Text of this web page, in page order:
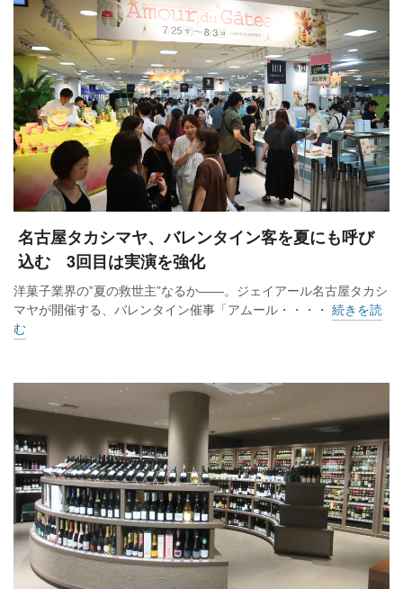
名古屋タカシマヤ、バレンタイン客を夏にも呼び
込む 3回目は実演を強化
洋菓子業界の‟夏の救世主”なるか――。ジェイアール名古屋タカシ
マヤが開催する、バレンタイン催事「アムール・・・・ 続きを読
む